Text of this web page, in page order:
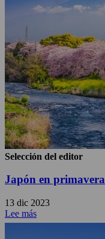
Selección del editor
Japón en primavera
13 dic 2023
Lee más